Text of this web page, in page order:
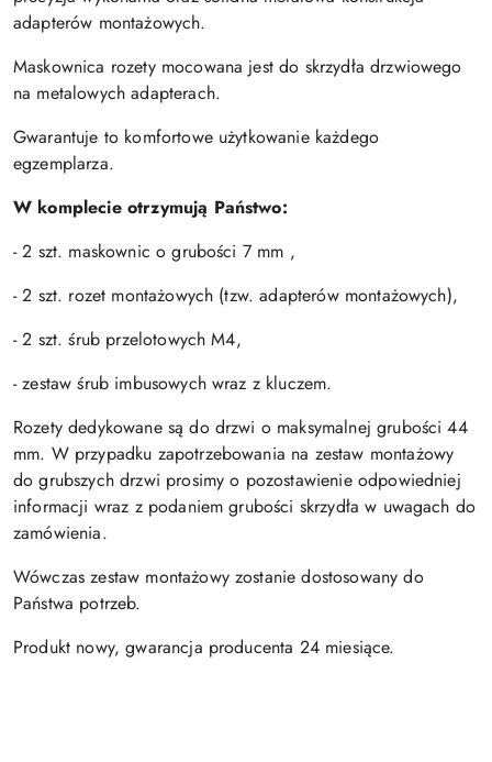
adapterów montażowych.
Maskownica rozety mocowana jest do skrzydła drzwiowego
na metalowych adapterach.
Gwarantuje to komfortowe użytkowanie każdego
egzemplarza.
W komplecie otrzymują Państwo:
- 2 szt. maskownic o grubości 7 mm ,
- 2 szt. rozet montażowych (tzw. adapterów montażowych),
- 2 szt. śrub przelotowych M4,
- zestaw śrub imbusowych wraz z kluczem.
Rozety dedykowane są do drzwi o maksymalnej grubości 44
mm. W przypadku zapotrzebowania na zestaw montażowy
do grubszych drzwi prosimy o pozostawienie odpowiedniej
informacji wraz z podaniem grubości skrzydła w uwagach do
zamówienia.
Wówczas zestaw montażowy zostanie dostosowany do
Państwa potrzeb.
Produkt nowy, gwarancja producenta 24 miesiące.